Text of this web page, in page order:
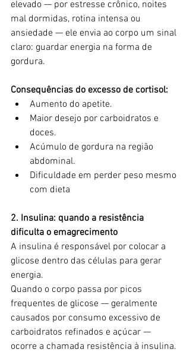
elevado — por estresse crônico, noites
mal dormidas, rotina intensa ou
ansiedade — ele envia ao corpo um sinal
claro: guardar energia na forma de
gordura.
Consequências do excesso de cortisol:
Aumento do apetite.
Maior desejo por carboidratos e
doces.
Acúmulo de gordura na região
abdominal.
Dificuldade em perder peso mesmo
com dieta
2. Insulina: quando a resistência
dificulta o emagrecimento
A insulina é responsável por colocar a
glicose dentro das células para gerar
energia.
Quando o corpo passa por picos
frequentes de glicose — geralmente
causados por consumo excessivo de
carboidratos refinados e açúcar —
ocorre a chamada resistência à insulina.